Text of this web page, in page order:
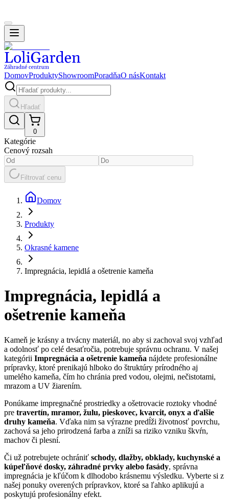
DomovProduktyShowroomPoradňaO násKontakt
Hľadať
0
Kategórie
Cenový rozsah
Filtrovať cenu
Domov
Produkty
Okrasné kamene
Impregnácia, lepidlá a ošetrenie kameňa
Impregnácia, lepidlá a
ošetrenie kameňa
Kameň je krásny a trvácny materiál, no aby si zachoval svoj vzhľad
a odolnosť po celé desaťročia, potrebuje správnu ochranu. V našej
kategórii Impregnácia a ošetrenie kameňa nájdete profesionálne
prípravky, ktoré prenikajú hlboko do štruktúry prírodného aj
umelého kameňa, čím ho chránia pred vodou, olejmi, nečistotami,
mrazom a UV žiarením.
Ponúkame impregnačné prostriedky a ošetrovacie roztoky vhodné
pre travertín, mramor, žulu, pieskovec, kvarcit, onyx a ďalšie
druhy kameňa. Vďaka nim sa výrazne predĺži životnosť povrchu,
zachová sa jeho prirodzená farba a zníži sa riziko vzniku škvŕn,
machov či plesní.
Či už potrebujete ochrániť schody, dlažby, obklady, kuchynské a
kúpeľňové dosky, záhradné prvky alebo fasády, správna
impregnácia je kľúčom k dlhodobo krásnemu výsledku. Vyberte si z
našej ponuky overených prípravkov, ktoré sa ľahko aplikujú a
poskytujú profesionálny efekt.